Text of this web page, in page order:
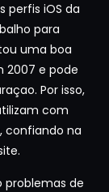
perfis iOS da
para
uma boa
2007 e pode
Por isso,
com
confiando na
problemas de